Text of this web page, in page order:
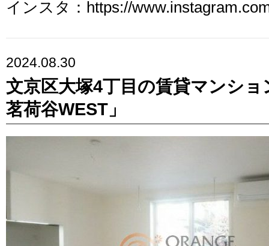
インスタ：https://
2024.08.30
文京区大塚4丁目の賃貸マンシ
茗荷谷WEST」